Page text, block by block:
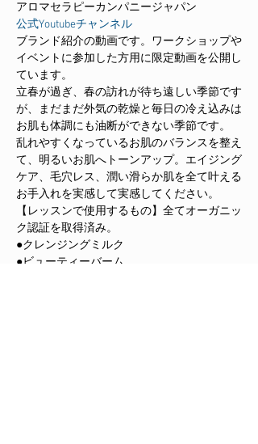
アロマセラピーカンパニージャパン
公式Youtubeチャンネル
ブランド紹介の動画です。ワークショップや
イベントに参加した方用に限定動画を公開し
ています。
立春が過ぎ、春の訪れが待ち遠しい季節です
が、まだまだ外気の乾燥と毎日の冷え込みは
お肌も体調にも油断ができない季節です。
乱れやすくなっているお肌のバランスを整え
て、明るいお肌へトーンアップ。エイジング
ケア、毛穴レス、潤い滑らか肌を全て叶える
お手入れを実感して実感してください。
【レッスンで使用するもの】全てオーガニッ
ク認証を取得済み。
●クレンジングミルク
●ビューティーバーム